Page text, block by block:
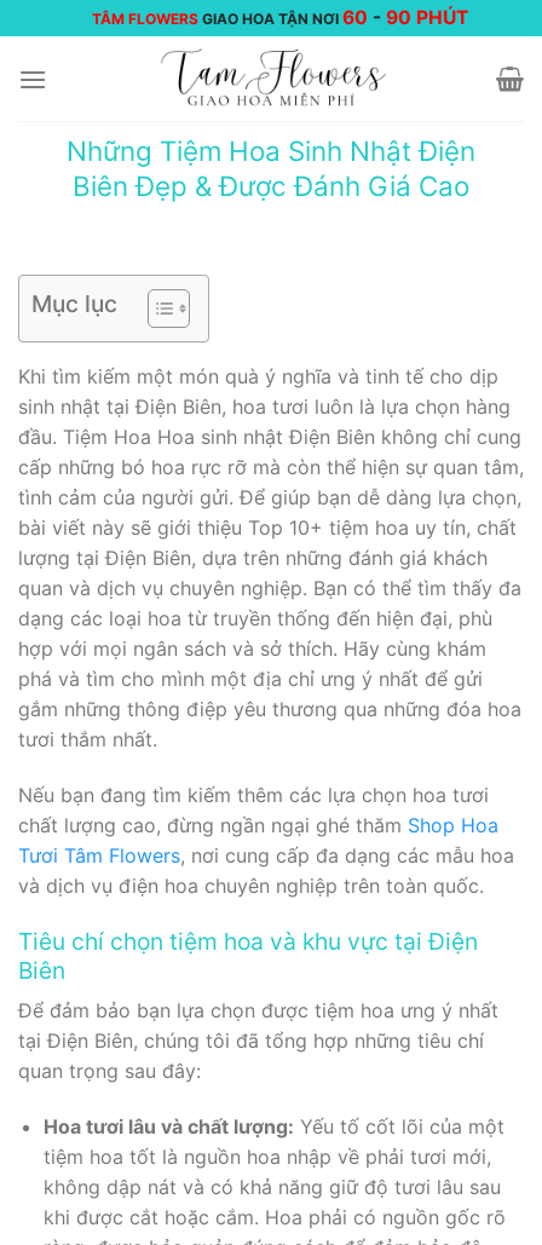
đến
nội
TÂM FLOWERS GIAO HOA TẬN NƠI 60 -90 PHÚT
Những Tiệm Hoa Sinh Nhật Điện
Biên Đẹp & Được Đánh Giá Cao
Mục lục
Khi tìm kiếm một món quà ý nghĩa và tinh tế cho dịp
sinh nhật tại Điện Biên, hoa tươi luôn là lựa chọn hàng
đầu. Tiệm Hoa Hoa sinh nhật Điện Biên không chỉ cung
cấp những bó hoa rực rỡ mà còn thể hiện sự quan tâm,
tình cảm của người gửi. Để giúp bạn dễ dàng lựa chọn,
bài viết này sẽ giới thiệu Top 10+ tiệm hoa uy tín, chất
lượng tại Điện Biên, dựa trên những đánh giá khách
quan và dịch vụ chuyên nghiệp. Bạn có thể tìm thấy đa
dạng các loại hoa từ truyền thống đến hiện đại, phù
hợp với mọi ngân sách và sở thích. Hãy cùng khám
phá và tìm cho mình một địa chỉ ưng ý nhất để gửi
gắm những thông điệp yêu thương qua những đóa hoa
tươi thắm nhất.
Nếu bạn đang tìm kiếm thêm các lựa chọn hoa tươi
chất lượng cao, đừng ngần ngại ghé thăm Shop Hoa
Tươi Tâm Flowers, nơi cung cấp đa dạng các mẫu hoa
và dịch vụ điện hoa chuyên nghiệp trên toàn quốc.
Tiêu chí chọn tiệm hoa và khu vực tại Điện
Biên
Để đảm bảo bạn lựa chọn được tiệm hoa ưng ý nhất
tại Điện Biên, chúng tôi đã tổng hợp những tiêu chí
quan trọng sau đây:
Hoa tươi lâu và chất lượng: Yếu tố cốt lõi của một
tiệm hoa tốt là nguồn hoa nhập về phải tươi mới,
không dập nát và có khả năng giữ độ tươi lâu sau
khi được cắt hoặc cắm. Hoa phải có nguồn gốc rõ